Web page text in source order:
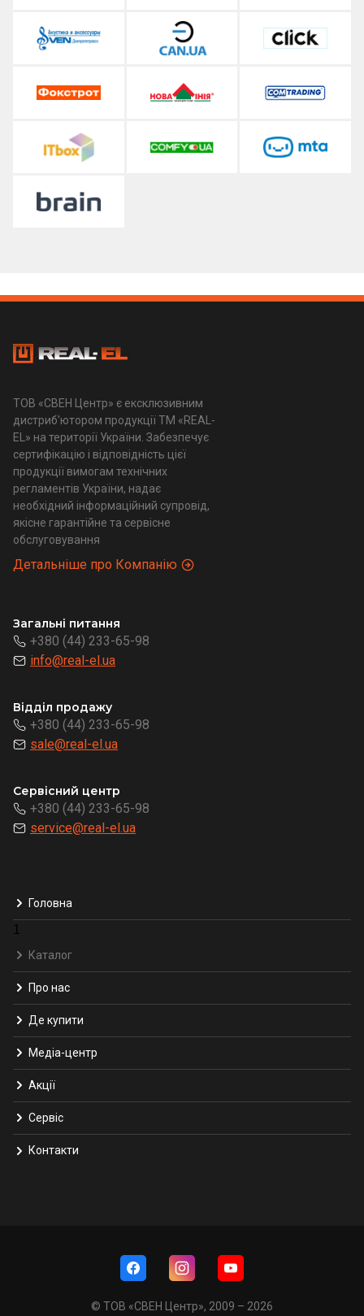
ТОВ «СВЕН Центр» є ексклюзивним
дистриб'ютором продукції ТМ «REAL-
EL» на території України. Забезпечує
сертифікацію і відповідність цієї
продукції вимогам технічних
регламентів України, надає
необхідний інформаційний супровід,
якісне гарантійне та сервісне
обслуговування
Детальніше про Компанію
Загальні питання
+380 (44) 233-65-98
info@real-el.ua
Відділ продажу
+380 (44) 233-65-98
sale@real-el.ua
Сервісний центр
+380 (44) 233-65-98
service@real-el.ua
Головна
1
Каталог
Про нас
Де купити
Медіа-центр
Акції
Сервіс
Контакти
© ТОВ «СВЕН Центр», 2009 – 2026